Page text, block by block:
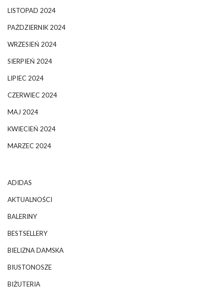
LISTOPAD 2024
PAŹDZIERNIK 2024
WRZESIEŃ 2024
SIERPIEŃ 2024
LIPIEC 2024
CZERWIEC 2024
MAJ 2024
KWIECIEŃ 2024
MARZEC 2024
ADIDAS
AKTUALNOŚCI
BALERINY
BESTSELLERY
BIELIZNA DAMSKA
BIUSTONOSZE
BIŻUTERIA